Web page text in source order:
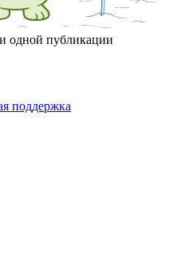
одной публикации
поддержка